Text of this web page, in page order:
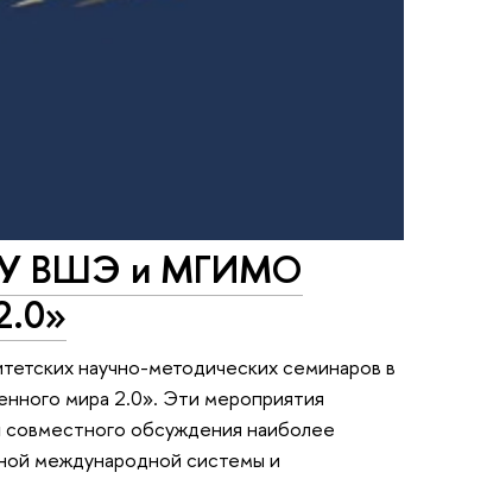
ВШЭ и МГИМО
научно-методических семинаров в
мира 2.0». Эти мероприятия
обсуждения наиболее
международной системы и